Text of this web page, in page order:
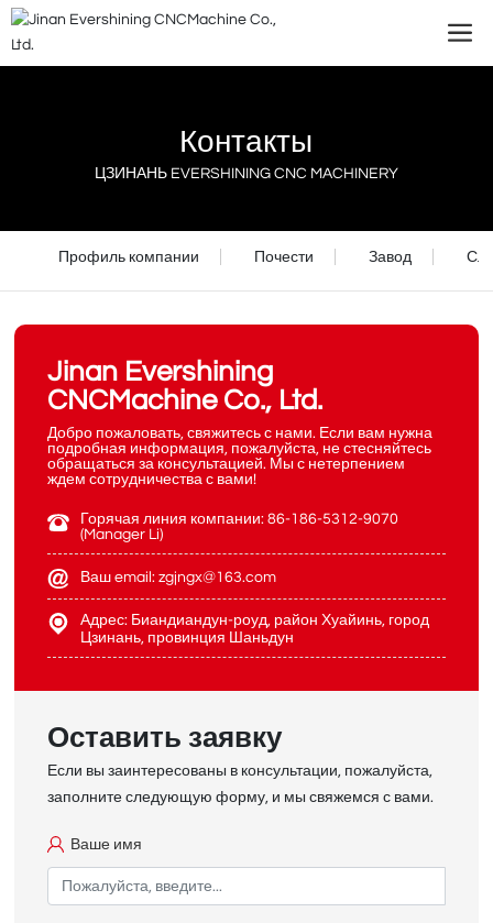
Контакты
ЦЗИНАНЬ EVERSHINING CNC MACHINERY
Профиль компании Почести Завод
Jinan Evershining
CNCMachine Co., Ltd.
Добро пожаловать, свяжитесь с нами. Если вам нужна
подробная информация, пожалуйста, не стесняйтесь
обращаться за консультацией. Мы с нетерпением
ждем сотрудничества с вами!
Горячая линия компании: 86-186-5312-9070
(Manager Li)
Ваш email: zgjngx@163.com
Адрес: Биандиандун-роуд, район Хуайинь, город
Цзинань, провинция Шаньдун
Оставить заявку
Если вы заинтересованы в консультации, пожалуйста,
заполните следующую форму, и мы свяжемся с вами.
Ваше имя